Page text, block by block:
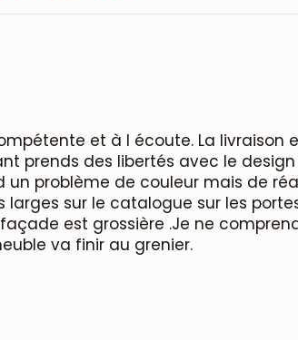
et à l écoute. La livraison
prends des libertés avec le
problème de couleur mais de
sur le catalogue sur les
est grossière .Je ne
va finir au grenier.